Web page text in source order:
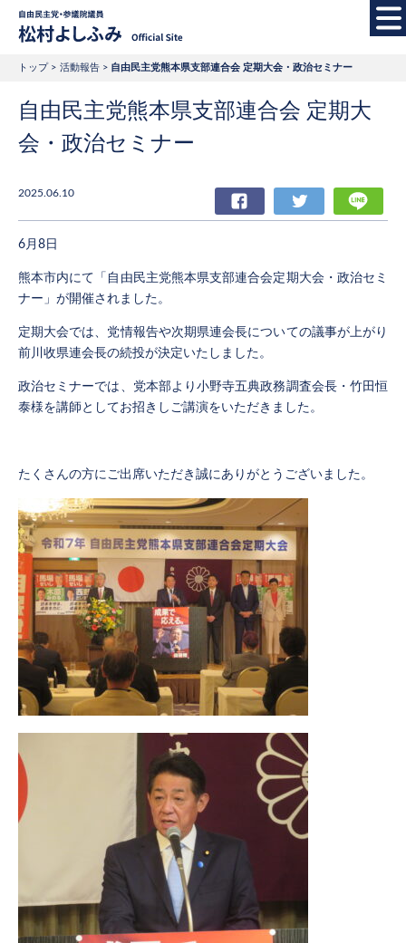
自由民主党・参議
トップ 活動報告 自由民主党熊本県支部連合会 定期大会・政治セミナー
自由民主党熊本県支部連合会 定期大
会・政治セミナー
2025.06.10 Facebook Twitter
6月8日
熊本市内にて「自由民主党熊本県支部連合会定期大会・政治セミ
ナー」が開催されました。
定期大会では、党情報告や次期県連会長についての議事が上がり
前川收県連会長の続投が決定いたしました。
政治セミナーでは、党本部より小野寺五典政務調査会長・竹田恒
泰様を講師としてお招きしご講演をいただきました。
たくさんの方にご出席いただき誠にありがとうございました。